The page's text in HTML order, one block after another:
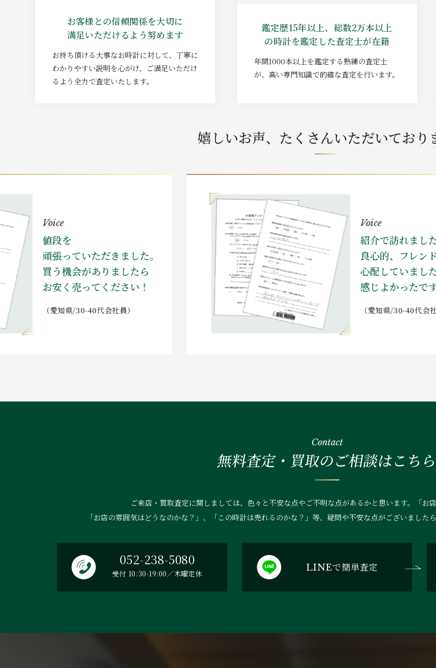
お客様との信頼関係を大切に
満足いただけるよう努めます
お持ち頂ける大事なお時計に対して、丁寧に
わかりやすい説明を心がけ、ご満足いただけ
るよう全力で査定いたします。
鑑定歴15年以上、総数2万本以上
の時計を鑑定した査定士が在籍
年間1000本以上を鑑定する熟練の査定士
が、高い専門知識で的確な査定を行います。
嬉しいお声、 たくさんいただいており
Voice
値段を
頑張っていただきました。
買う機会がありましたら
お安く売ってください！
（愛知県/30-40代会社員）
Voice
紹介で訪れました
良心的、フレンド
心配していました
感じよかったです。
（愛知県/30-40代会社
Contact
無料査定・買取のご相談はこち
ご来店・買取査定に関しましては、色々と不安な点やご不明な点があるかと思います。「お
「お店の雰囲気はどうなのかな？」、「この時計は売れるのかな？」等、疑問や不安な点がございました
052-238-5080
受付 10:30-19:00／木曜定休
LINEで簡単査定